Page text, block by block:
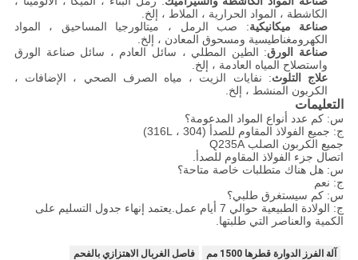
الكاشطة ، المواد الحرارية ، الملاط ، إلخ.
صناعة ميكانيكية: صب الرمل ، ميتالورجيا المساحيق ، المواد
الكهرومغناطيسية ومسحوق المعادن ، إلخ.
صناعة الورق: الطين المطلي ، سائل العادم ، سائل صناعة الورق
واستصلاح المياه العادمة ، إلخ.
علاج التلوث: نفايات الزيت ، مياه الصرف الصحي ، الإضافات ،
الكربون المنشط ، إلخ.
التعليمات
س: كم عدد أنواع المواد المدعومة؟
ج: جميع الفولاذ المقاوم للصدأ (304 ، 316L)
جميع الكربون الصلب Q235A
اتصال جزء الفولاذ المقاوم للصدأ.
س: هل هناك متطلبات خاصة متاحة؟
ج: نعم
س: كم سيستغرق طلبي؟
ج: الولادة الطبيعية حوالي 7 أيام عمل.يعتمد إنهاء جدول التسليم على
الكمية والعناصر التي طلبتها.
آلة الفرز الدوارة قطرها 1500 مم
فاصل الغربال الاهتزازي بالفحم